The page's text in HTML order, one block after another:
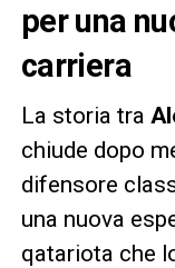
per una
carriera
La storia tra
chiude dopo
difensore
una nuova
qatariota che